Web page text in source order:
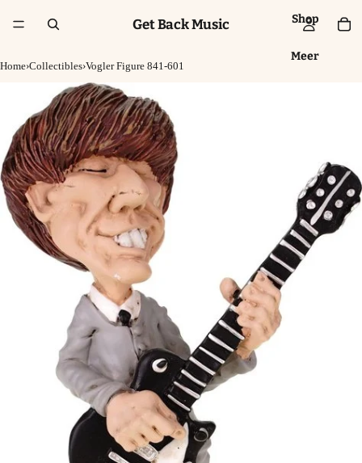
Shop
Meer
Get Back Music
Home›Collectibles›Vogler Figure 841-601